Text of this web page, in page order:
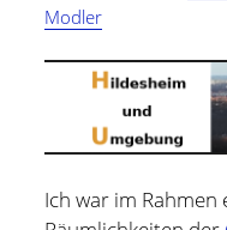
Kostenlose
Notdienst-
Informationsquellen
Über mich
Kontakt
Kategorien
(60)
Persönliches(22)
Hildesheim(101)
Modler
Ich war im Rahmen